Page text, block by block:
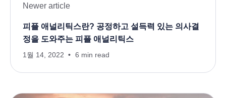
Newer article
피플 애널리틱스란? 공정하고 설득력 있는 의사결
정을 도와주는 피플 애널리틱스
1월 14, 2022 6 min read